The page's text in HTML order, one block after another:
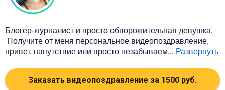
Блогер-журналист и просто обворожительная девушка.
Получите от меня персональное видеопоздравление,
привет, напутствие или просто незабываем... Развернуть
Заказать видеопоздравление за 1500 руб.